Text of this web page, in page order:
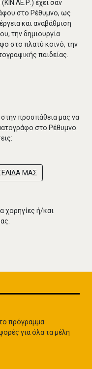
έχει σαν
στο Ρέθυμνο, ως
και αναβάθμιση
την δημιουργία
στο πλατύ κοινό, την
παιδείας.
προσπάθεια μας να
στο Ρέθυμνο.
ΜΑΣ
χορηγίες ή/και
πρόγραμμα
για όλα τα μέλη